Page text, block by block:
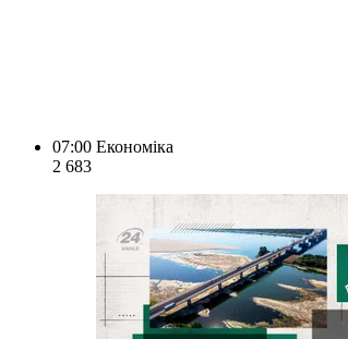
07:00 Економіка
2 683